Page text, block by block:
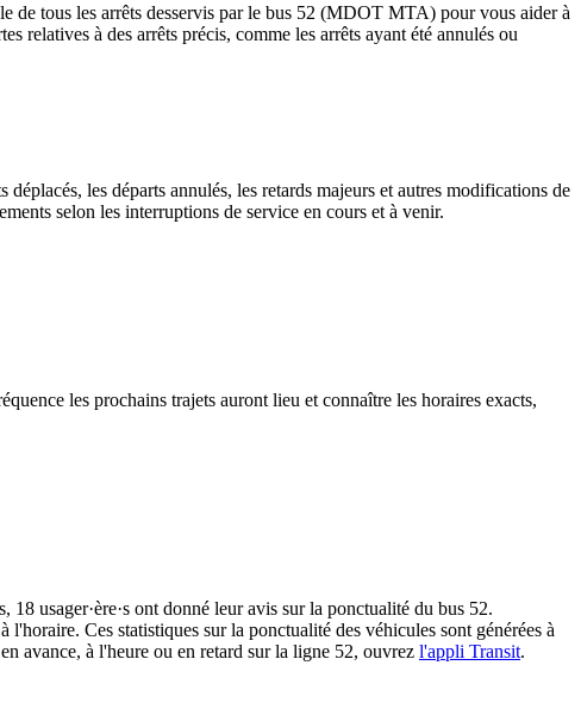
tous les arrêts desservis par le bus 52 (MDOT MTA) pour vous aider à
relatives à des arrêts précis, comme les arrêts ayant été annulés ou
les départs annulés, les retards majeurs et autres modifications de
selon les interruptions de service en cours et à venir.
les prochains trajets auront lieu et connaître les horaires exacts,
usager·ère·s ont donné leur avis sur la ponctualité du bus 52.
Ces statistiques sur la ponctualité des véhicules sont générées à
avance, à l'heure ou en retard sur la ligne 52, ouvrez l'appli Transit.